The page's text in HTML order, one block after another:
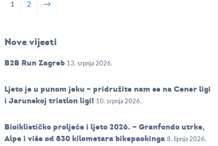
1 2 →
Nove vijesti
B2B Run Zagreb 13. srpnja 2026.
Ljeto je u punom jeku – pridružite nam se na Cener ligi
i Jarunskoj triatlon ligi! 10. srpnja 2026.
Biciklističko proljeće i ljeto 2026. – Granfondo utrke,
Alpe i više od 830 kilometara bikepackinga 8. lipnja 2026.